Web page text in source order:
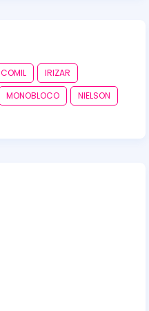
COMIL
IRIZAR
MONOBLOCO
NIELSON